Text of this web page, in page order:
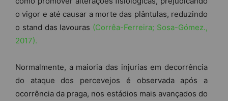
o vigor e até causar a morte das plântulas, reduzindo
o stand das lavouras (Corrêa-Ferreira; Sosa-Gómez.,
2017).
Normalmente, a maioria das injurias em decorrência
do ataque dos percevejos é observada após a
ocorrência da praga, nos estádios mais avançados do